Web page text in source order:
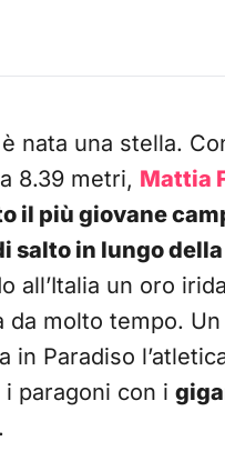
nata una stella.
8.39 metri, Mattia
il più giovane
salto in lungo
all’Italia un oro
da molto tempo.
in Paradiso
i paragoni con i
.